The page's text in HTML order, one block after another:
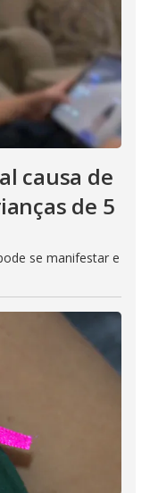
causa de
de 5
se manifestar e